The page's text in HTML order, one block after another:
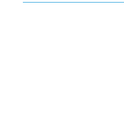
Například